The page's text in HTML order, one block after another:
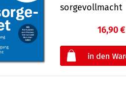
sorge­voll­macht
16,90 €